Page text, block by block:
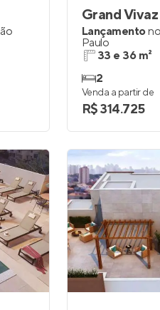
Lançamentono
Paulo
33 e 36 m²
2
Venda a partir de
R$ 314.725